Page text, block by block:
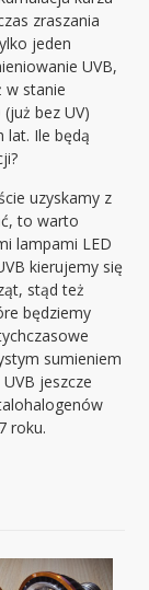
zraszania
jeden
UVB,
w stanie
bez UV)
lat. Ile będą
uzyskamy z
to warto
lampami LED
kierujemy się
stąd też
będziemy
sumieniem
jeszcze
roku.